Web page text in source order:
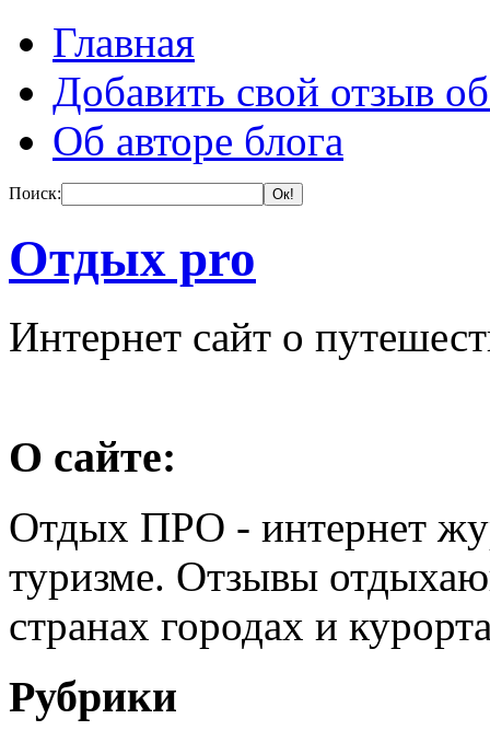
Главная
Добавить свой отзыв
Об авторе блога
Поиск:
Отдых pro
Интернет сайт о
О сайте:
Отдых ПРО - интернет
туризме. Отзывы
странах городах и
Рубрики